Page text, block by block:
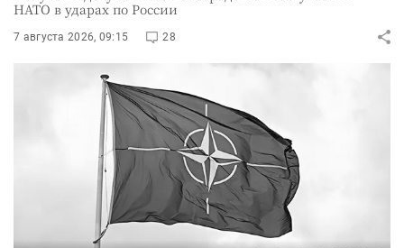
НАТО в ударах по России
7 августа 2026, 09:15 28